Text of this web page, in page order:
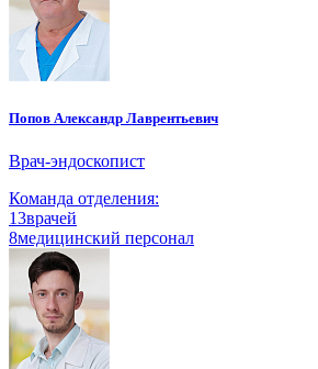
Попов Александр Лаврентьевич
Врач-эндоскопист
Команда отделения:
13врачей
8медицинский персонал